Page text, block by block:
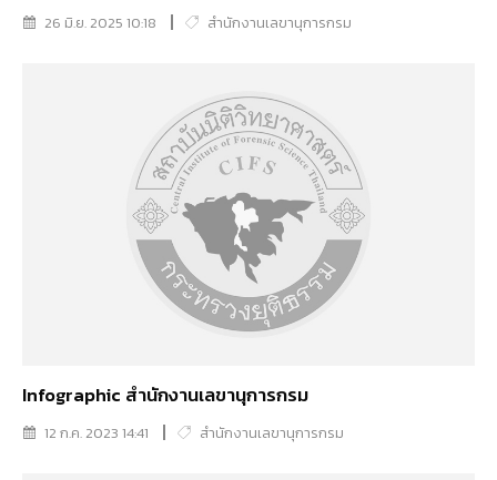
26 มิ.ย. 2025 10:18 สำนักงานเลขานุการกรม
Infographic สำนักงานเลขานุการกรม
12 ก.ค. 2023 14:41 สำนักงานเลขานุการกรม